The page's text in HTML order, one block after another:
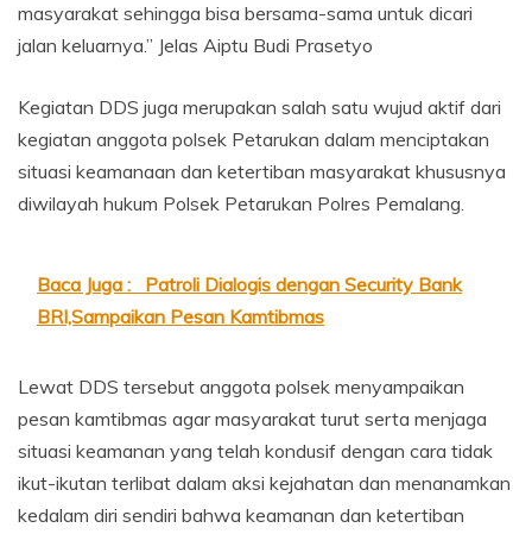
masyarakat sehingga bisa bersama-sama untuk dicari
jalan keluarnya.” Jelas Aiptu Budi Prasetyo
Kegiatan DDS juga merupakan salah satu wujud aktif dari
kegiatan anggota polsek Petarukan dalam menciptakan
situasi keamanaan dan ketertiban masyarakat khususnya
diwilayah hukum Polsek Petarukan Polres Pemalang.
Baca Juga :
Patroli Dialogis dengan Security Bank
BRI,Sampaikan Pesan Kamtibmas
Lewat DDS tersebut anggota polsek menyampaikan
pesan kamtibmas agar masyarakat turut serta menjaga
situasi keamanan yang telah kondusif dengan cara tidak
ikut-ikutan terlibat dalam aksi kejahatan dan menanamkan
kedalam diri sendiri bahwa keamanan dan ketertiban